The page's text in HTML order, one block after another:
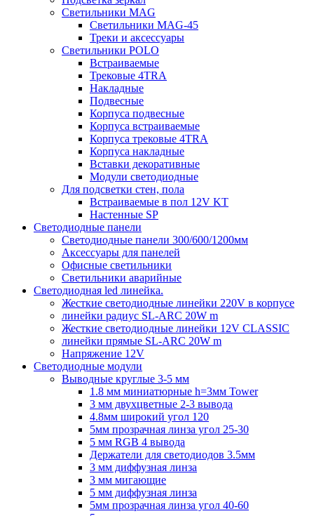
Светильники MAG
Светильники MAG-45
Треки и аксессуары
Светильники POLO
Встраиваемые
Трековые 4TRA
Накладные
Подвесные
Корпуса подвесные
Корпуса встраиваемые
Корпуса трековые 4TRA
Корпуса накладные
Вставки декоративные
Модули светодиодные
Для подсветки стен, пола
Встраиваемые в пол 12V KT
Настенные SP
Светодиодные панели
Светодиодные панели 300/600/1200мм
Аксессуары для панелей
Офисные светильники
Светильники аварийные
Светодиодная led линейка.
Жесткие светодиодные линейки 220V в корпусе
линейки радиус SL-ARC 20W m
Жесткие светодиодные линейки 12V CLASSIC
линейки прямые SL-ARC 20W m
Напряжение 12V
Светодиодные модули
Выводные круглые 3-5 мм
1.8 мм миниатюрные h=3мм Tower
3 мм двухцветные 2-3 вывода
4.8мм широкий угол 120
5мм прозрачная линза угол 25-30
5 мм RGB 4 вывода
Держатели для светодиодов 3.5мм
3 мм диффузная линза
3 мм мигающие
5 мм диффузная линза
5мм прозрачная линза угол 40-60